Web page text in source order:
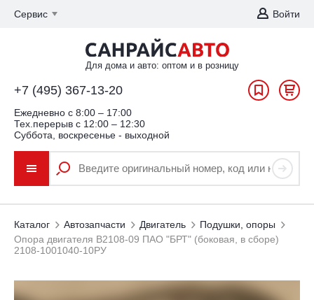
Сервис Войти
Для дома и авто: оптом и в розницу
+7 (495) 367-13-20
Ежедневно c 8:00 – 17:00
Тех.перерыв с 12:00 – 12:30
Суббота, воскресенье - выходной
Каталог Автозапчасти Двигатель
Подушки, опоры
Опора двигателя В2108-09 ПАО "БРТ" (боковая, в сборе)
2108-1001040-10РУ